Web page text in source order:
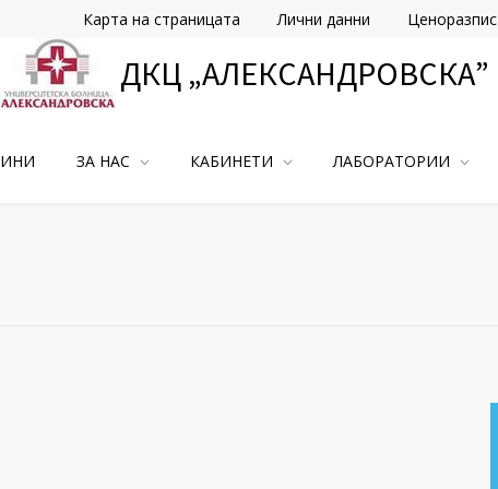
Ценоразпис
Лични данни
Карта на страницата
ДКЦ „АЛЕКСАНДРОВСКА”
ЗА НАС КАБИНЕТИ ЛАБОРАТОРИИ